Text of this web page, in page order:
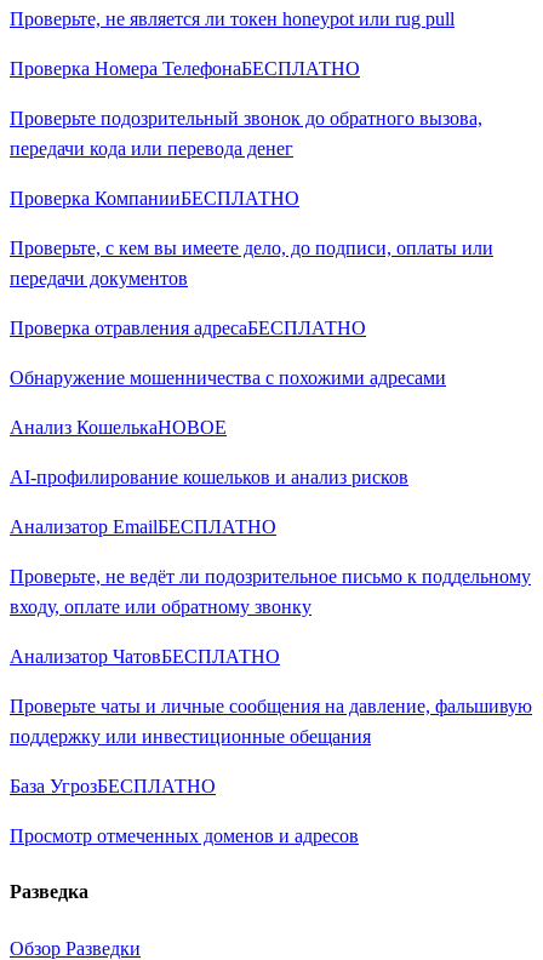
Проверьте, не является ли токен honeypot или rug pull
Проверка Номера ТелефонаБЕСПЛАТНО
Проверьте подозрительный звонок до обратного вызова,
передачи кода или перевода денег
Проверка КомпанииБЕСПЛАТНО
Проверьте, с кем вы имеете дело, до подписи, оплаты или
передачи документов
Проверка отравления адресаБЕСПЛАТНО
Обнаружение мошенничества с похожими адресами
Анализ КошелькаНОВОЕ
AI-профилирование кошельков и анализ рисков
Анализатор EmailБЕСПЛАТНО
Проверьте, не ведёт ли подозрительное письмо к поддельному
входу, оплате или обратному звонку
Анализатор ЧатовБЕСПЛАТНО
Проверьте чаты и личные сообщения на давление, фальшивую
поддержку или инвестиционные обещания
База УгрозБЕСПЛАТНО
Просмотр отмеченных доменов и адресов
Разведка
Обзор Разведки